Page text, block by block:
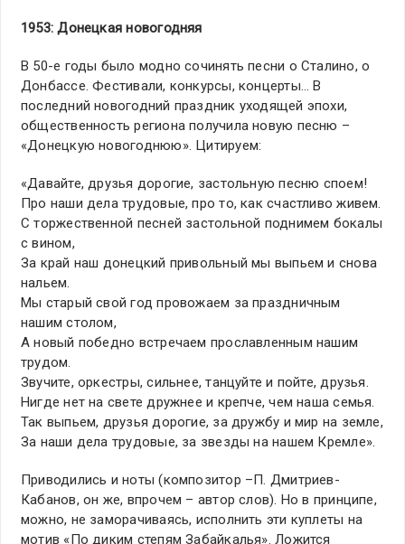
1953: Донецкая новогодняя
В 50-е годы было модно сочинять песни о Сталино, о
Донбассе. Фестивали, конкурсы, концерты… В
последний новогодний праздник уходящей эпохи,
общественность региона получила новую песню –
«Донецкую новогоднюю». Цитируем:
«Давайте, друзья дорогие, застольную песню споем!
Про наши дела трудовые, про то, как счастливо живем.
С торжественной песней застольной поднимем бокалы
с вином,
За край наш донецкий привольный мы выпьем и снова
нальем.
Мы старый свой год провожаем за праздничным
нашим столом,
А новый победно встречаем прославленным нашим
трудом.
Звучите, оркестры, сильнее, танцуйте и пойте, друзья.
Нигде нет на свете дружнее и крепче, чем наша семья.
Так выпьем, друзья дорогие, за дружбу и мир на земле,
За наши дела трудовые, за звезды на нашем Кремле».
Приводились и ноты (композитор –П. Дмитриев-
Кабанов, он же, впрочем – автор слов). Но в принципе,
можно, не заморачиваясь, исполнить эти куплеты на
мотив «По диким степям Забайкалья». Ложится